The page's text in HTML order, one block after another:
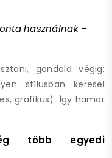
használnak –
gondold végig:
stílusban keresel
grafikus). Így hamar
több egyedi